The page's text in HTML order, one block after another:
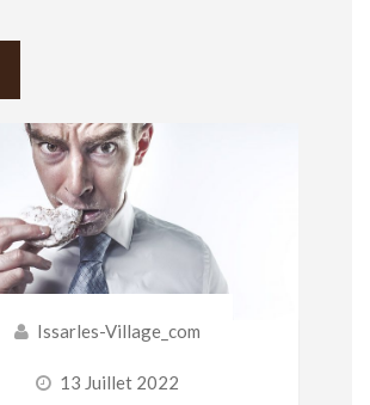
Issarles-Village_com
13 Juillet 2022